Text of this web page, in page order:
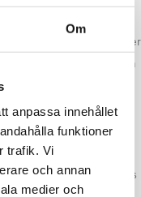
Om
anpassa innehållet
funktioner
trafik. Vi
och annan
medier och
på marknaden,
även när det gäller
en perfekt tätning även
Click-systemet kopplar
CLABER´s bevattnings